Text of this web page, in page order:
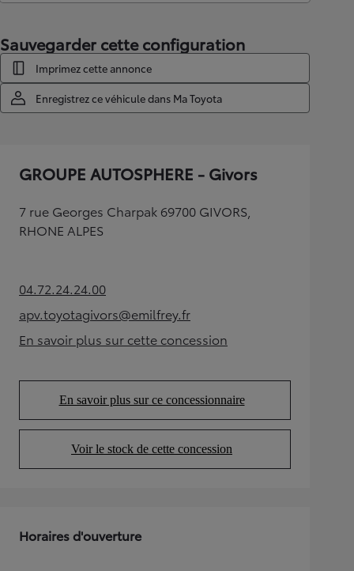
Sauvegarder cette configuration
Imprimez cette annonce
Enregistrez ce véhicule dans Ma Toyota
GROUPE AUTOSPHERE - Givors
7 rue Georges Charpak 69700 GIVORS,
RHONE ALPES
04.72.24.24.00(Opens in new tab)
apv.toyotagivors@emilfrey.fr
(Opens in new tab)
En savoir plus sur cette concession
(Opens in new tab)
En savoir plus sur ce concessionnaire
(Opens in new tab)
Voir le stock de cette concession
(Opens in new tab)
Horaires d'ouverture